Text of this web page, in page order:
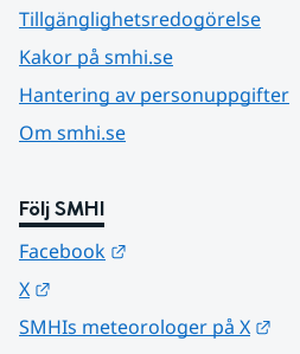
Tillgänglighetsredogörelse
Kakor på smhi.se
Hantering av personuppgifter
Om smhi.se
Följ SMHI
Facebook
X
SMHIs meteorologer på X